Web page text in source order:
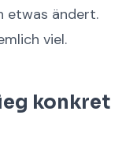
etwas ändert.
viel.
konkret